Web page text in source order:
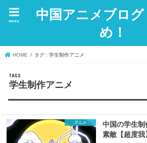
中国アニメブロ
め！
menu
HOME タグ : 学生制作アニメ
学生制作アニメ
アニメ
中国の学生制
素敵【超度我